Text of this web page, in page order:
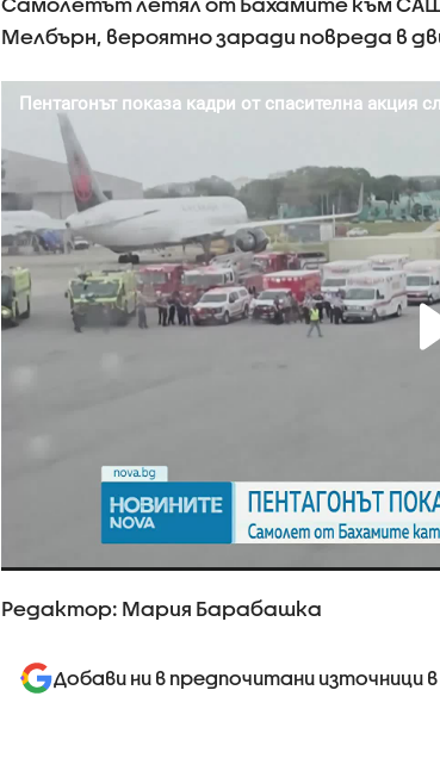
Мелбърн, вероятно заради повреда в
Редактор: Мария Барабашка
Добави ни в предпочитани източници